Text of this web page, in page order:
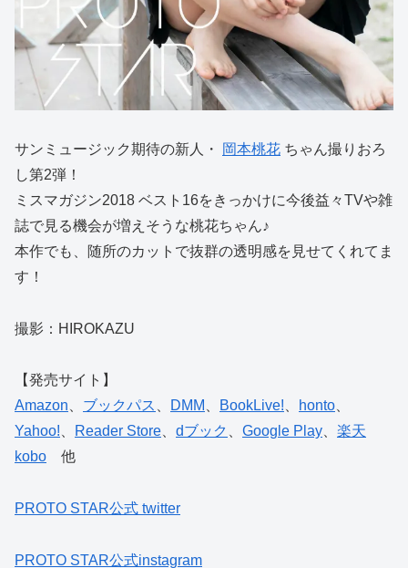
サンミュージック期待の新人・ 岡本桃花 ちゃん撮りおろ
し第2弾！
ミスマガジン2018 ベスト16をきっかけに今後益々TVや雑
誌で見る機会が増えそうな桃花ちゃん♪
本作でも、随所のカットで抜群の透明感を見せてくれてま
す！
撮影：HIROKAZU
【発売サイト】
Amazon
ブックパス DMM BookLive! honto
Yahoo!
Reader Store dブック Google Play
楽天
kobo 他
PROTO STAR公式 twitter
PROTO STAR公式instagram